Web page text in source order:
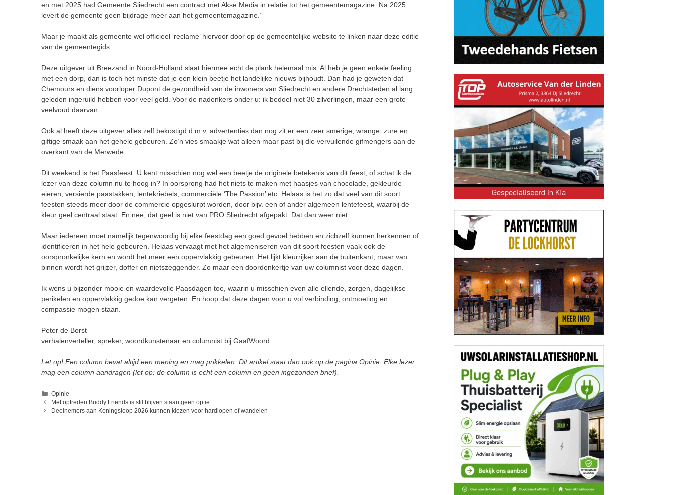
en met 2025 had Gemeente Sliedrecht een contract met Akse Media in relatie tot het gemeentemagazine. Na 2025
levert de gemeente geen bijdrage meer aan het gemeentemagazine.’
Maar je maakt als gemeente wel officieel ‘reclame’ hiervoor door op de gemeentelijke website te linken naar deze editie
van de gemeentegids.
Deze uitgever uit Breezand in Noord-Holland slaat hiermee echt de plank helemaal mis. Al heb je geen enkele feeling
met een dorp, dan is toch het minste dat je een klein beetje het landelijke nieuws bijhoudt. Dan had je geweten dat
Chemours en diens voorloper Dupont de gezondheid van de inwoners van Sliedrecht en andere Drechtsteden al lang
geleden ingeruild hebben voor veel geld. Voor de nadenkers onder u: ik bedoel niet 30 zilverlingen, maar een grote
veelvoud daarvan.
Ook al heeft deze uitgever alles zelf bekostigd d.m.v. advertenties dan nog zit er een zeer smerige, wrange, zure en
giftige smaak aan het gehele gebeuren. Zo’n vies smaakje wat alleen maar past bij die vervuilende gifmengers aan de
overkant van de Merwede.
Dit weekend is het Paasfeest. U kent misschien nog wel een beetje de originele betekenis van dit feest, of schat ik de
lezer van deze column nu te hoog in? In oorsprong had het niets te maken met haasjes van chocolade, gekleurde
eieren, versierde paastakken, lentekriebels, commerciële ‘The Passion’ etc. Helaas is het zo dat veel van dit soort
feesten steeds meer door de commercie opgeslurpt worden, door bijv. een of ander algemeen lentefeest, waarbij de
kleur geel centraal staat. En nee, dat geel is niet van PRO Sliedrecht afgepakt. Dat dan weer niet.
Maar iedereen moet namelijk tegenwoordig bij elke feestdag een goed gevoel hebben en zichzelf kunnen herkennen of
identificeren in het hele gebeuren. Helaas vervaagt met het algemeniseren van dit soort feesten vaak ook de
oorspronkelijke kern en wordt het meer een oppervlakkig gebeuren. Het lijkt kleurrijker aan de buitenkant, maar van
binnen wordt het grijzer, doffer en nietszeggender. Zo maar een doordenkertje van uw columnist voor deze dagen.
Ik wens u bijzonder mooie en waardevolle Paasdagen toe, waarin u misschien even alle ellende, zorgen, dagelijkse
perikelen en oppervlakkig gedoe kan vergeten. En hoop dat deze dagen voor u vol verbinding, ontmoeting en
compassie mogen staan.
Peter de Borst
verhalenverteller, spreker, woordkunstenaar en columnist bij GaafWoord
Let op! Een column bevat altijd een mening en mag prikkelen. Dit artikel staat dan ook op de pagina Opinie. Elke lezer
mag een column aandragen (let op: de column is echt een column en geen ingezonden brief).
Categorieën
Opinie
Met optreden Buddy Friends is stil blijven staan geen optie
Deelnemers aan Koningsloop 2026 kunnen kiezen voor hardlopen of wandelen